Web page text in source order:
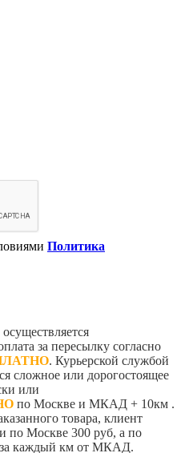
Политика
за пересылку согласно
. Курьерской службой
сложное или дорогостоящее
или
по Москве и МКАД + 10км .
товара, клиент
по Москве 300 руб, а по
за каждый км от МКАД.